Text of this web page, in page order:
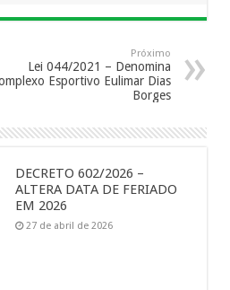
Próximo
Lei 044/2021 – Denomina
Esportivo Eulimar Dias
Borges
DECRETO 602/2026 –
ALTERA DATA DE FERIADO
EM 2026
27 de abril de 2026